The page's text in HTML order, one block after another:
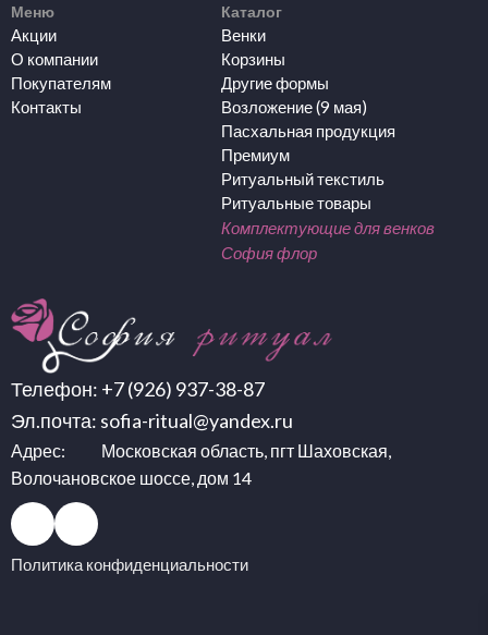
Телефон: +7 (926) 937-38-87
Эл.почта: sofia-ritual@yandex.ru
Адрес: Московская область, пгт Шаховская,
Волочановское шоссе, дом 14
Политика конфиденциальности
Меню
Акции
О компании
Покупателям
Контакты
Каталог
Венки
Корзины
Другие формы
Возложение (9 мая)
Пасхальная продукция
Премиум
Ритуальный текстиль
Ритуальные товары
Комплектующие для венков
София флор